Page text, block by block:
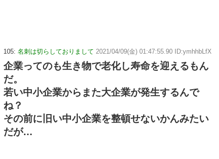
105: 名刺は切らしておりまして 2021/04/09(金) 01:47:55.90 ID:ymhhbLfX
企業ってのも生き物で老化し寿命を迎えるもん
だ。
若い中小企業からまた大企業が発生するんで
ね？
その前に旧い中小企業を整頓せないかんみたい
だが…